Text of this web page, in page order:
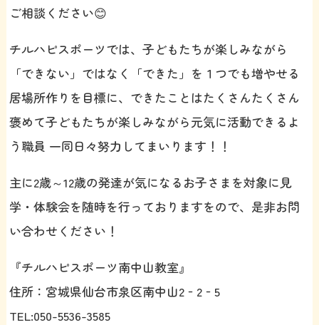
ご相談ください😊
チルハピスポーツでは、子どもたちが楽しみながら
「できない」ではなく「できた」を１つでも増やせる
居場所作りを目標に、できたことはたくさんたくさん
褒めて子どもたちが楽しみながら元気に活動できるよ
う職員 一同日々努力してまいります！！
主に2歳～12歳の発達が気になるお子さまを対象に見
学・体験会を随時を行っておりますをので、是非お問
い合わせください！
『チルハピスポーツ南中山教室』
住所：宮城県仙台市泉区南中山2‐2‐5
TEL:050-5536-3585